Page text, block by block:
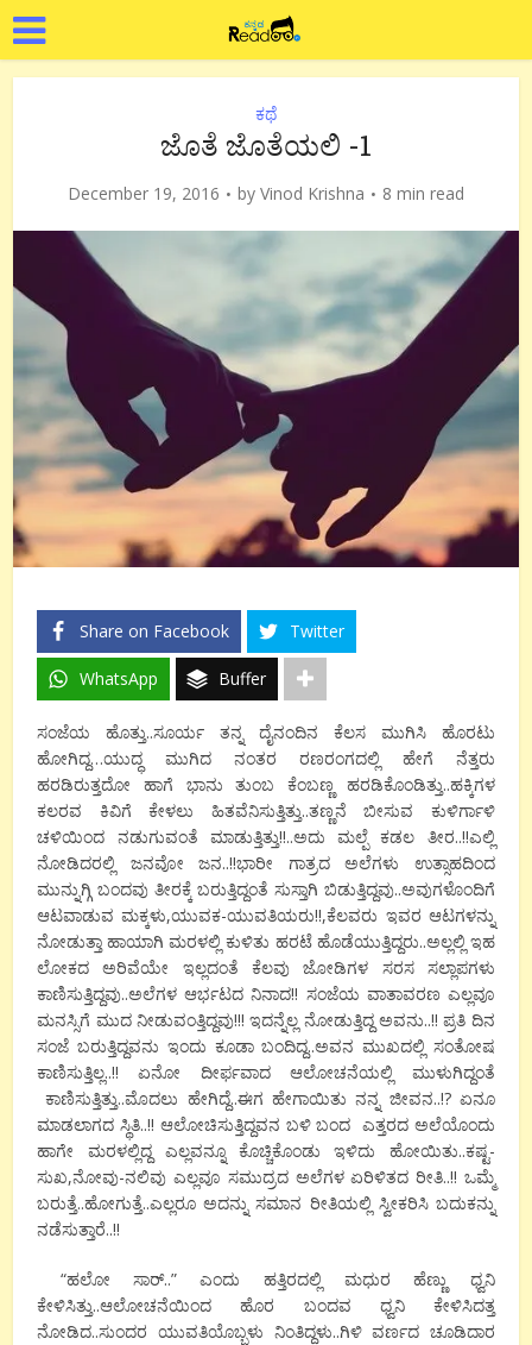
ಕಥೆ
ಜೊತೆ ಜೊತೆಯಲಿ -1
December 19, 2016 by Vinod Krishna 8 min read
Share on Facebook Twitter
WhatsApp Buffer
ಸಂಜೆಯ ಹೊತ್ತು..ಸೂರ್ಯ ತನ್ನ ದೈನಂದಿನ ಕೆಲಸ ಮುಗಿಸಿ ಹೊರಟು
ಹೋಗಿದ್ದ…ಯುದ್ಧ ಮುಗಿದ ನಂತರ ರಣರಂಗದಲ್ಲಿ ಹೇಗೆ ನೆತ್ತರು
ಹರಡಿರುತ್ತದೋ ಹಾಗೆ ಭಾನು ತುಂಬ ಕೆಂಬಣ್ಣ ಹರಡಿಕೊಂಡಿತ್ತು..ಹಕ್ಕಿಗಳ
ಕಲರವ ಕಿವಿಗೆ ಕೇಳಲು ಹಿತವೆನಿಸುತ್ತಿತ್ತು..ತಣ್ಣನೆ ಬೀಸುವ ಕುಳಿರ್ಗಾಳಿ
ಚಳಿಯಿಂದ ನಡುಗುವಂತೆ ಮಾಡುತ್ತಿತ್ತು!!..ಅದು ಮಲ್ಪೆ ಕಡಲ ತೀರ..!!ಎಲ್ಲಿ
ನೋಡಿದರಲ್ಲಿ ಜನವೋ ಜನ..!!ಭಾರೀ ಗಾತ್ರದ ಅಲೆಗಳು ಉತ್ಸಾಹದಿಂದ
ಮುನ್ನುಗ್ಗಿ ಬಂದವು ತೀರಕ್ಕೆ ಬರುತ್ತಿದ್ದಂತೆ ಸುಸ್ತಾಗಿ ಬಿಡುತ್ತಿದ್ದವು..ಅವುಗಳೊಂದಿಗೆ
ಆಟವಾಡುವ ಮಕ್ಕಳು,ಯುವಕ-ಯುವತಿಯರು!!,ಕೆಲವರು ಇವರ ಆಟಗಳನ್ನು
ನೋಡುತ್ತಾ ಹಾಯಾಗಿ ಮರಳಲ್ಲಿ ಕುಳಿತು ಹರಟೆ ಹೊಡೆಯುತ್ತಿದ್ದರು..ಅಲ್ಲಲ್ಲಿ ಇಹ
ಲೋಕದ ಅರಿವೆಯೇ ಇಲ್ಲದಂತೆ ಕೆಲವು ಜೋಡಿಗಳ ಸರಸ ಸಲ್ಲಾಪಗಳು
ಕಾಣಿಸುತ್ತಿದ್ದವು..ಅಲೆಗಳ ಆರ್ಭಟದ ನಿನಾದ!! ಸಂಜೆಯ ವಾತಾವರಣ ಎಲ್ಲವೂ
ಮನಸ್ಸಿಗೆ ಮುದ ನೀಡುವಂತ್ತಿದ್ದವು!!! ಇದನ್ನೆಲ್ಲ ನೋಡುತ್ತಿದ್ದ ಅವನು..!! ಪ್ರತಿ ದಿನ
ಸಂಜೆ ಬರುತ್ತಿದ್ದವನು ಇಂದು ಕೂಡಾ ಬಂದಿದ್ದ..ಅವನ ಮುಖದಲ್ಲಿ ಸಂತೋಷ
ಕಾಣಿಸುತ್ತಿಲ್ಲ..!! ಏನೋ ದೀರ್ಫವಾದ ಆಲೋಚನೆಯಲ್ಲಿ ಮುಳುಗಿದ್ದಂತೆ
ಕಾಣಿಸುತ್ತಿತ್ತು..ಮೊದಲು ಹೇಗಿದ್ದೆ..ಈಗ ಹೇಗಾಯಿತು ನನ್ನ ಜೀವನ..!? ಏನೂ
ಮಾಡಲಾಗದ ಸ್ಥಿತಿ..!! ಆಲೋಚಿಸುತ್ತಿದ್ದವನ ಬಳಿ ಬಂದ ಎತ್ತರದ ಅಲೆಯೊಂದು
ಹಾಗೇ ಮರಳಲ್ಲಿದ್ದ ಎಲ್ಲವನ್ನೂ ಕೊಚ್ಚಿಕೊಂಡು ಇಳಿದು ಹೋಯಿತು..ಕಷ್ಟ-
ಸುಖ,ನೋವು-ನಲಿವು ಎಲ್ಲವೂ ಸಮುದ್ರದ ಅಲೆಗಳ ಏರಿಳಿತದ ರೀತಿ..!! ಒಮ್ಮೆ
ಬರುತ್ತೆ..ಹೋಗುತ್ತೆ..ಎಲ್ಲರೂ ಅದನ್ನು ಸಮಾನ ರೀತಿಯಲ್ಲಿ ಸ್ವೀಕರಿಸಿ ಬದುಕನ್ನು
ನಡೆಸುತ್ತಾರೆ..!!
“ಹಲೋ ಸಾರ್..” ಎಂದು ಹತ್ತಿರದಲ್ಲಿ ಮಧುರ ಹೆಣ್ಣು ಧ್ವನಿ
ಕೇಳಿಸಿತ್ತು..ಆಲೋಚನೆಯಿಂದ ಹೊರ ಬಂದವ ಧ್ವನಿ ಕೇಳಿಸಿದತ್ತ
ನೋಡಿದ..ಸುಂದರ ಯುವತಿಯೊಬ್ಬಳು ನಿಂತಿದ್ದಳು..ಗಿಳಿ ವರ್ಣದ ಚೂಡಿದಾರ